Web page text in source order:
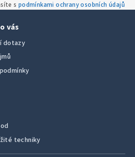
s podmínkami ochrany osobních údajů
vás
dotazy
techniky